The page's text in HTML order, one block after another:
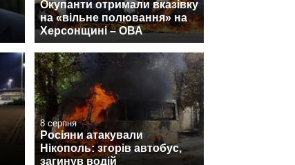
Окупанти отримали вказівку
на «вільне полювання» на
Херсонщині – ОВА
8 серпня
Росіяни атакували
Нікополь: згорів автобус,
загинув водій